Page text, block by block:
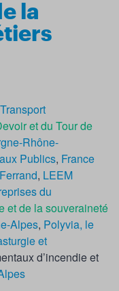
la
et du Tour de
Rhône-
Publics, France
, LEEM
du
et de la souveraineté
Alpes, Polyvia, le
et
d’incendie et